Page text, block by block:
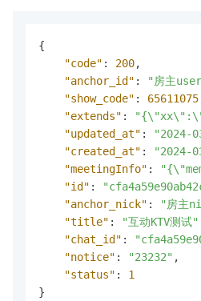
{
"code" : 200,
"anchor_id" : "房主
"show_code" : 65611075
"extends" :
"updated_at" : "2024-
"created_at" : "2024-
"meetingInfo" :
"id" :
"anchor_nick" : "房主
"title" : "互动KTV测试"
"chat_id" :
"notice" : "23232" ,
"status" :
1
}